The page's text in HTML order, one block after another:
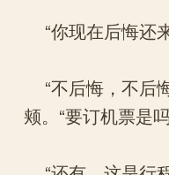
“你现在后悔还
“不后悔，不后
颊。“要订机票是